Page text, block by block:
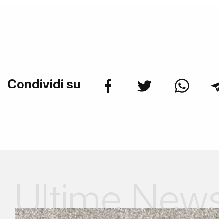
Condividi su
Ultime